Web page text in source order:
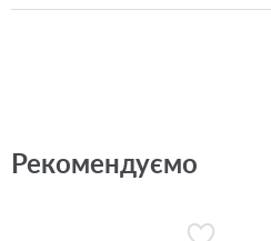
Рекомендуємо